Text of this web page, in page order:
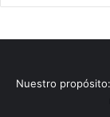
Nuestro